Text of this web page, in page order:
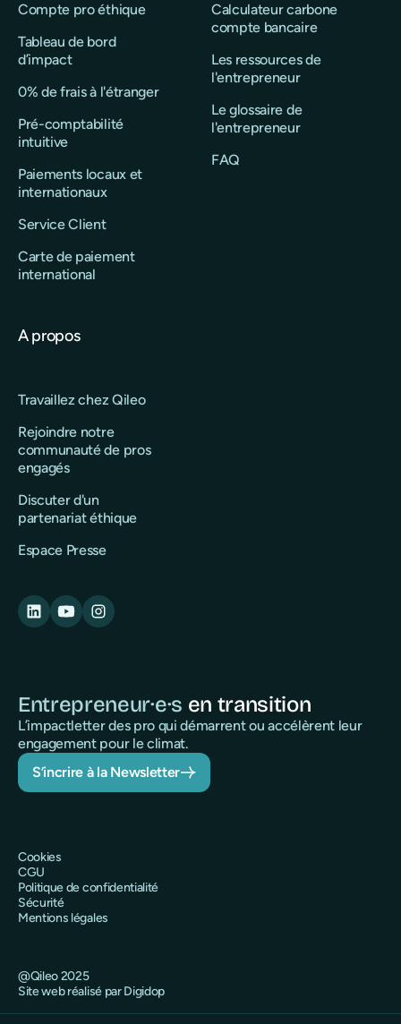
Compte pro éthique
Tableau de bord
d’impact
0% de frais à l'étranger
Pré-comptabilité
intuitive
Paiements locaux et
internationaux
Service Client
Carte de paiement
international
Calculateur carbone
compte bancaire
Les ressources de
l'entrepreneur
Le glossaire de
l'entrepreneur
FAQ
A propos
Travaillez chez Qileo
Rejoindre notre
communauté de pros
engagés
Discuter d'un
partenariat éthique
Espace Presse
Entrepreneur·e·s en transition
L’impactletter des pro qui démarrent ou accélèrent leur
engagement pour le climat.
S’incrire à la Newsletter
@Qileo 2025
Site web réalisé par Digidop
Cookies
CGU
Politique de confidentialité
Sécurité
Mentions légales